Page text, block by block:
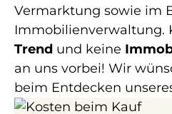
Vermarktung sowie im
Immobilienverwaltung.
Trend und keine
an uns vorbei! Wir
beim Entdecken